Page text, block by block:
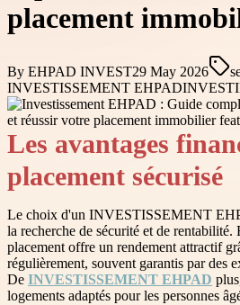
placement
By EHPAD INVEST29 May 2026
INVESTISSEMENT EHPAD
Les avantages
placement sécurisé
Le choix d'un INVESTISSEMENT
la recherche de sécurité et de rentabilité.
placement offre un rendement attractif
régulièrement, souvent garantis par des
De INVESTISSEMENT EHPAD
logements adaptés pour les personnes